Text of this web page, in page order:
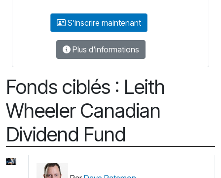
S'inscrire maintenant
Plus d'informations
Fonds ciblés : Leith
Wheeler Canadian
Dividend Fund